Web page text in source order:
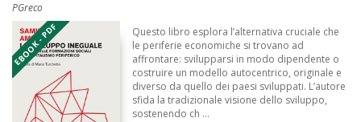
PGreco
EBOOK - PDF
Questo libro esplora l’alternativa cruciale che
le periferie economiche si trovano ad
affrontare: svilupparsi in modo dipendente o
costruire un modello autocentrico, originale e
diverso da quello dei paesi sviluppati. L’autore
sfida la tradizionale visione dello sviluppo,
sostenendo ch ...